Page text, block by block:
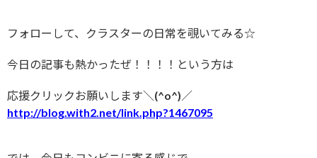
フォローして、クラスターの日常を覗いてみる☆
今日の記事も熱かったぜ！！！！という方は
応援クリックお願いします＼(^o^)／
http://blog.with2.net/link.php?1467095